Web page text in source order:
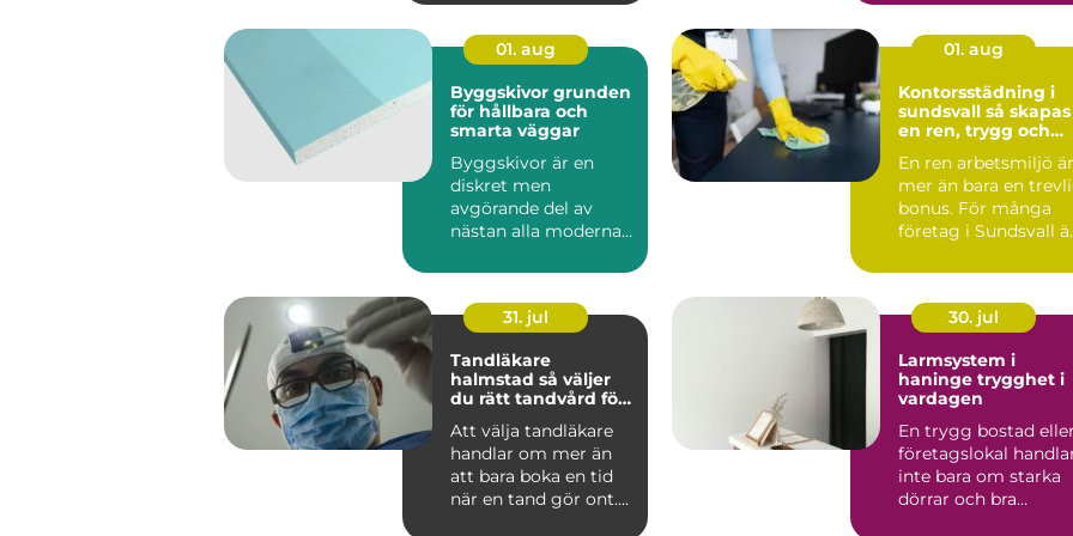
används på ko...
01. aug
Byggskivor grunden
för hållbara och
smarta väggar
Byggskivor är en
diskret men
avgörande del av
nästan alla moderna
sällan när hu...
01. aug
Kontorsstädning i
sundsvall så skapas
en ren, trygg och
En ren arbetsmiljö är
mer än bara en
bonus. För många
företag i Sundsvall
31. jul
Tandläkare
halmstad så väljer
du rätt tandvård för
Att välja tandläkare
handlar om mer än
att bara boka en tid
när en tand gör ont.
30. jul
Larmsystem i
haninge trygghet i
vardagen
En trygg bostad eller
företagslokal
inte bara om starka
dörrar och bra